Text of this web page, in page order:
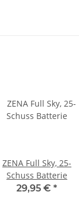
ZENA Full Sky, 25-
Schuss Batterie
29,95 € *